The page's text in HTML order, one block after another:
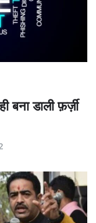
बना डाली फ़र्ज़ी